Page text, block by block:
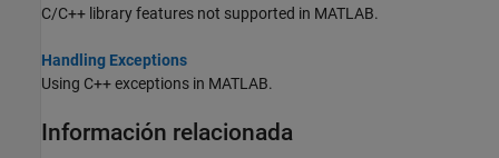
C/C++ library features not supported in MATLAB.
Handling Exceptions
Using C++ exceptions in MATLAB.
Información relacionada